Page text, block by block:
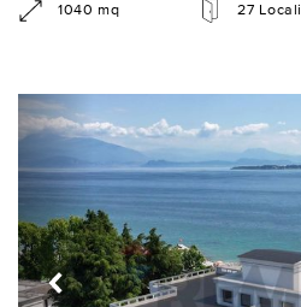
1040 mq 27 Locali